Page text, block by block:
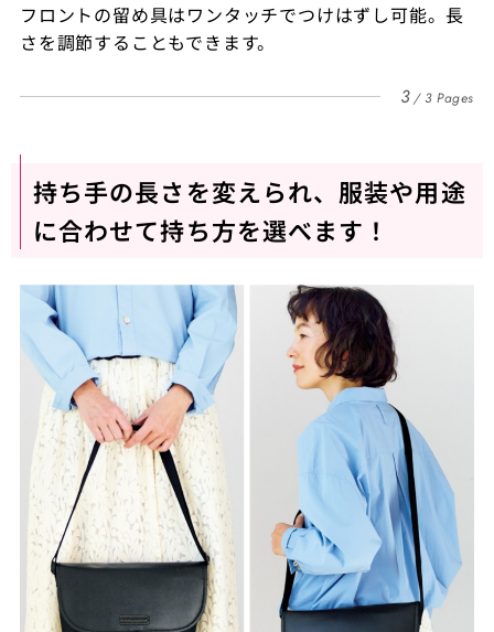
フロントの留め具はワンタッチでつけはずし可能。長
さを調節することもできます。
3 3 Pages
持ち手の長さを変えられ、服装や用途
に合わせて持ち方を選べます！